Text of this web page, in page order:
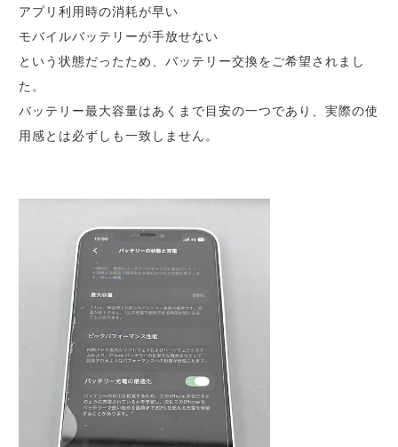
アプリ利用時の消耗が早い
モバイルバッテリーが手放せない
という状態だったため、バッテリー交換をご希望されまし
た。
バッテリー最大容量はあくまで目安の一つであり、実際の使
用感とは必ずしも一致しません。